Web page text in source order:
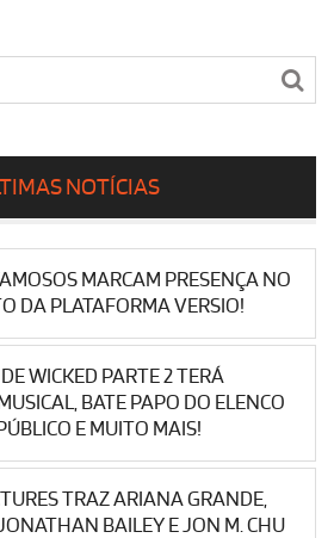
NOTÍCIAS
MARCAM PRESENÇA NO
DA PLATAFORMA VERSIO!
WICKED PARTE 2 TERÁ
BATE PAPO DO ELENCO
E MUITO MAIS!
TRAZ ARIANA GRANDE,
BAILEY E JON M. CHU